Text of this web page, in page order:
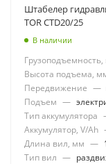
Штабелер
TOR CTD20/25
В наличии
Грузоподъемность,
Высота подъема,
Передвижение —
Подъем —
Тип аккумулятора
Аккумулятор, V/Ah
Длина вил, мм —
Тип вил —